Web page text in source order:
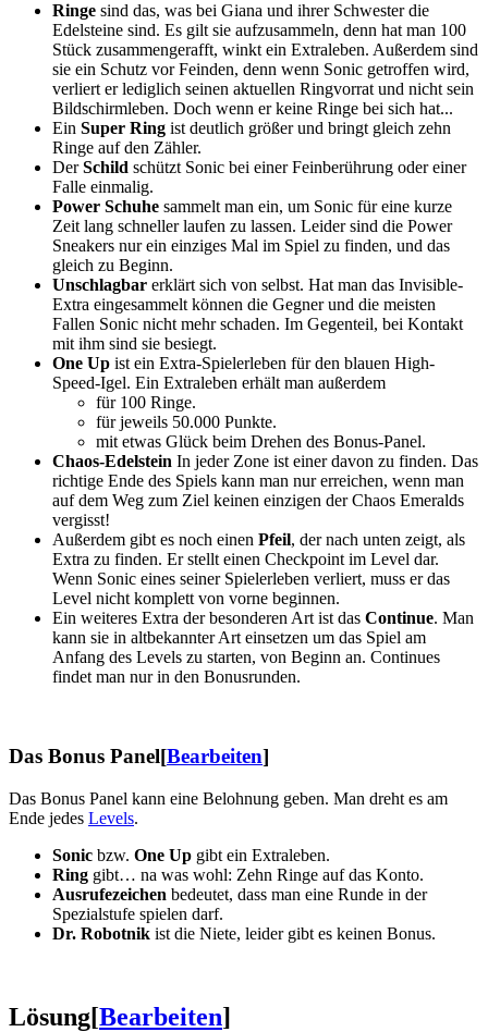
Ringe sind das, was bei Giana und ihrer Schwester die
Edelsteine sind. Es gilt sie aufzusammeln, denn hat man 100
Stück zusammengerafft, winkt ein Extraleben. Außerdem sind
sie ein Schutz vor Feinden, denn wenn Sonic getroffen wird,
verliert er lediglich seinen aktuellen Ringvorrat und nicht sein
Bildschirmleben. Doch wenn er keine Ringe bei sich hat...
Ein Super Ring ist deutlich größer und bringt gleich zehn
Ringe auf den Zähler.
DerSchild schützt Sonic bei einer Feinberührung oder einer
Falle einmalig.
Power Schuhe sammelt man ein, um Sonic für eine kurze
Zeit lang schneller laufen zu lassen. Leider sind die Power
Sneakers nur ein einziges Mal im Spiel zu finden, und das
gleich zu Beginn.
Unschlagbar erklärt sich von selbst. Hat man das Invisible-
Extra eingesammelt können die Gegner und die meisten
Fallen Sonic nicht mehr schaden. Im Gegenteil, bei Kontakt
mit ihm sind sie besiegt.
One Up ist ein Extra-Spielerleben für den blauen High-
Speed-Igel. Ein Extraleben erhält man außerdem
für 100 Ringe.
für jeweils 50.000 Punkte.
mit etwas Glück beim Drehen des Bonus-Panel.
Chaos-Edelstein In jeder Zone ist einer davon zu finden. Das
richtige Ende des Spiels kann man nur erreichen, wenn man
auf dem Weg zum Ziel keinen einzigen der Chaos Emeralds
vergisst!
Außerdem gibt es noch einen Pfeil, der nach unten zeigt, als
Extra zu finden. Er stellt einen Checkpoint im Level dar.
Wenn Sonic eines seiner Spielerleben verliert, muss er das
Level nicht komplett von vorne beginnen.
Ein weiteres Extra der besonderen Art ist das Continue. Man
kann sie in altbekannter Art einsetzen um das Spiel am
Anfang des Levels zu starten, von Beginn an. Continues
findet man nur in den Bonusrunden.
Das Bonus Panel[Bearbeiten]
Das Bonus Panel kann eine Belohnung geben. Man dreht es am
Ende jedes Levels.
Sonic bzw. One Up gibt ein Extraleben.
Ring gibt… na was wohl: Zehn Ringe auf das Konto.
Ausrufezeichen bedeutet, dass man eine Runde in der
Spezialstufe spielen darf.
Dr. Robotnik ist die Niete, leider gibt es keinen Bonus.
Lösung[Bearbeiten]